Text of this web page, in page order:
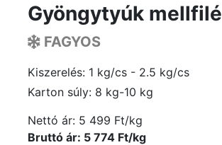
Gyöngytyúk mellfilé
FAGYOS
Kiszerelés: 1 kg/cs - 2.5 kg/cs
Karton súly: 8 kg-10 kg
Nettó ár: 5 499 Ft/kg
Bruttó ár: 5 774 Ft/kg